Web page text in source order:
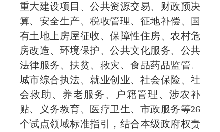
重大建设项目、公共资源交易、财政预决
算、安全生产、税收管理、征地补偿、国
有土地上房屋征收、保障性住房、农村危
房改造、环境保护、公共文化服务、公共
法律服务、扶贫、救灾、食品药品监管、
城市综合执法、就业创业、社会保险、社
会救助、养老服务、户籍管理、涉农补
贴、义务教育、医疗卫生、市政服务等26
个试点领域标准指引，结合本级政府权责